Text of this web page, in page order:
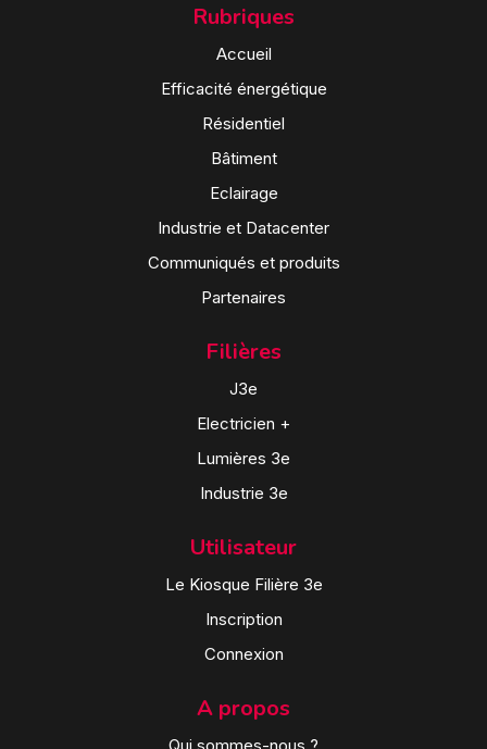
Rubriques
Accueil
Efficacité énergétique
Résidentiel
Bâtiment
Eclairage
Industrie et Datacenter
Communiqués et produits
Partenaires
Filières
J3e
Electricien +
Lumières 3e
Industrie 3e
Utilisateur
Le Kiosque Filière 3e
Inscription
Connexion
A propos
Qui sommes-nous ?